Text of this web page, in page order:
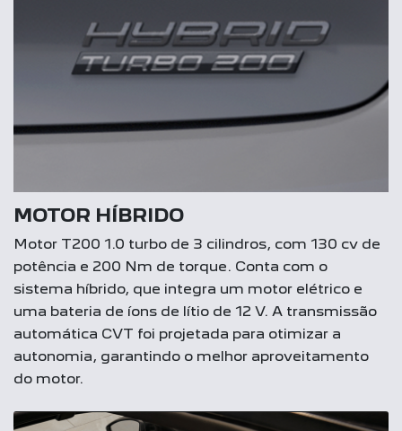
MOTOR HÍBRIDO
Motor T200 1.0 turbo de 3 cilindros, com 130 cv de
potência e 200 Nm de torque. Conta com o
sistema híbrido, que integra um motor elétrico e
uma bateria de íons de lítio de 12 V. A transmissão
automática CVT foi projetada para otimizar a
autonomia, garantindo o melhor aproveitamento
do motor.